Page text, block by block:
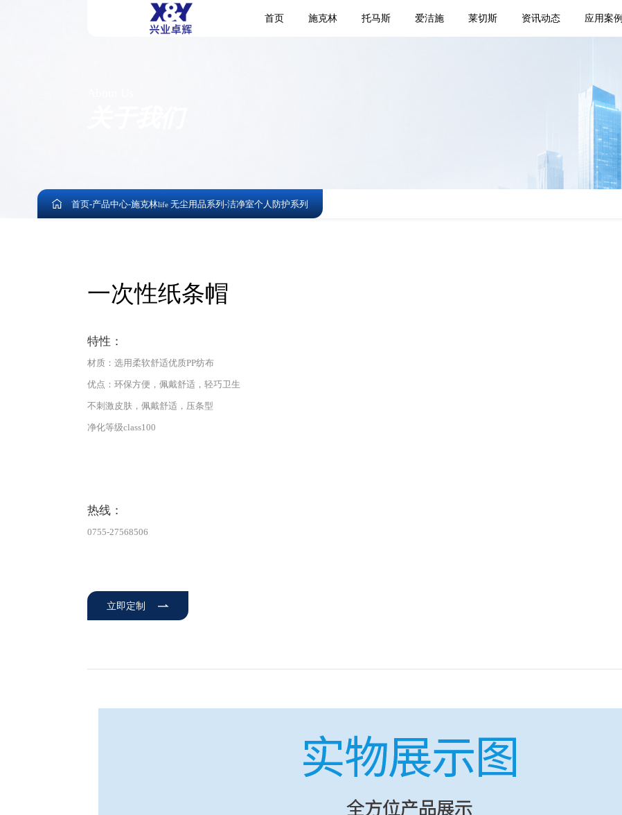
首页 施克林 托马斯 爱洁施 莱切斯 资讯动态 应用案例
首页-产品中心-施克林life 无尘用品系列-洁净室个人防护系列
一次性纸条帽
特性：
材质： 选用柔软舒适优质PP纺布
优点：环保方便，佩戴舒适，轻巧卫生
不刺激皮肤，佩戴舒适，压条型
净化等级class100
热线：
0755-27568506
立即定制